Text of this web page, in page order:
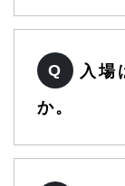
Q
入場
か。